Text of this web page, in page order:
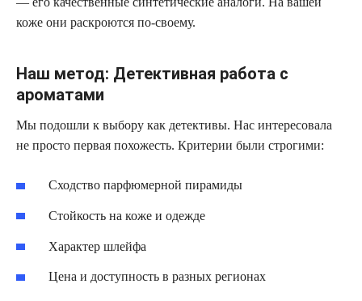
коже они раскроются по-своему.
Наш метод: Детективная работа с
ароматами
Мы подошли к выбору как детективы. Нас интересовала
не просто первая похожесть. Критерии были строгими:
Сходство парфюмерной пирамиды
Стойкость на коже и одежде
Характер шлейфа
Цена и доступность в разных регионах